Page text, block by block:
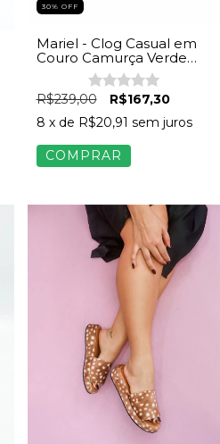
30% OFF
Mariel - Clog Casual em
Couro Camurça Verde
R$239,00
R$167,30
8 x de R$20,91 sem juros
COMPRAR